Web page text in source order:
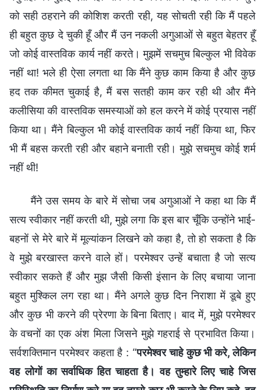
को सही ठहराने की कोशिश करती रही, यह सोचती रही कि मैं पहले
ही बहुत कुछ दे चुकी हूँ और मैं उन नकली अगुआओं से बहुत बेहतर हूँ
जो कोई वास्तविक कार्य नहीं करते। मुझमें सचमुच बिल्कुल भी विवेक
नहीं था! भले ही ऐसा लगता था कि मैंने कुछ काम किया है और कुछ
हद तक कीमत चुकाई है, मैं बस सतही काम कर रही थी और मैंने
कलीसिया की वास्तविक समस्याओं को हल करने में कोई प्रयास नहीं
किया था। मैंने बिल्कुल भी कोई वास्तविक कार्य नहीं किया था, फिर
भी मैं बहस करती रही और बहाने बनाती रही। मुझे सचमुच कोई शर्म
नहीं थी!
मैंने उस समय के बारे में सोचा जब अगुआओं ने कहा था कि मैं
सत्य स्वीकार नहीं करती थी, मुझे लगा कि इस बार चूँकि उन्होंने भाई-
बहनों से मेरे बारे में मूल्यांकन लिखने को कहा है, तो हो सकता है कि
वे मुझे बरखास्त करने वाले हों। परमेश्वर उन्हें बचाता है जो सत्य
स्वीकार सकते हैं और मुझ जैसी किसी इंसान के लिए बचाया जाना
बहुत मुश्किल लग रहा था। मैंने अगले कुछ दिन निराशा में डूबे हुए
और कुछ भी करने की प्रेरणा के बिना बिताए। बाद में, मुझे परमेश्वर
के वचनों का एक अंश मिला जिसने मुझे गहराई से प्रभावित किया।
सर्वशक्तिमान परमेश्वर कहता है : “परमेश्वर चाहे कुछ भी करे, लेकिन
वह लोगों का सर्वाधिक हित चाहता है। वह तुम्हारे लिए चाहे जिस